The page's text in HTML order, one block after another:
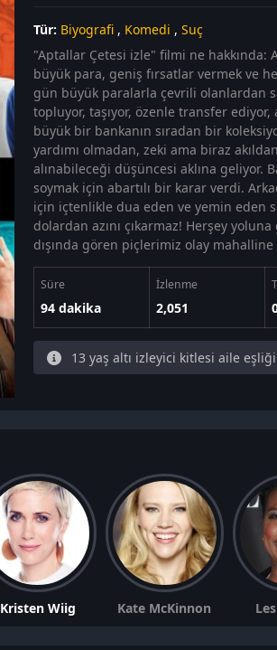
Tür: Biyografi, Komedi , Suç
"Aptallar Çetesi izle" filmi ne hakkında:
büyük para, geniş fırsatlar vermek ve
gün büyük paralarla çevrili olanlardan
topluyor, taşıyor, özenle transfer
büyük bir bankanın sıradan bir
yardımı olmadan, zeki ama biraz
alınabileceği düşüncesi aklına geliyor.
soymak için abartılı bir karar verdi.
için içtenlikle dua eden ve yemin eden
dolardan azını çıkarmaz! Herşey
dışında gören piçlerimiz olay mahalline
Süre
94 dakika
İzlenme
2,051
13 yaş altı izleyici kitlesi aile
Kristen Wiig Kate McKinnon